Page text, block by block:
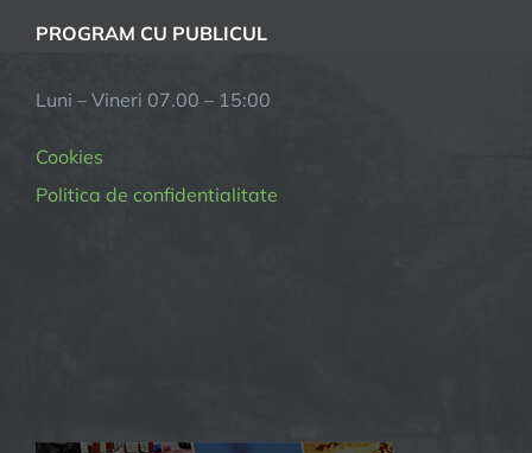
PROGRAM CU PUBLICUL
Luni – Vineri 07.00 – 15:00
Cookies
Politica de confidentialitate